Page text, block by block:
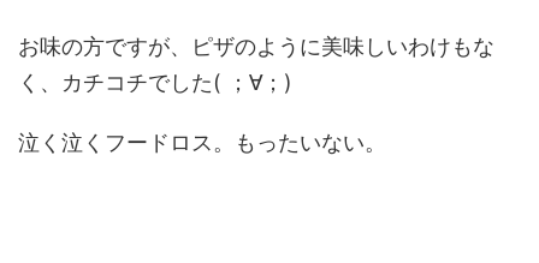
お味の方ですが、ピザのように美味しいわけもな
く、カチコチでした( ；∀；)
泣く泣くフードロス。もったいない。